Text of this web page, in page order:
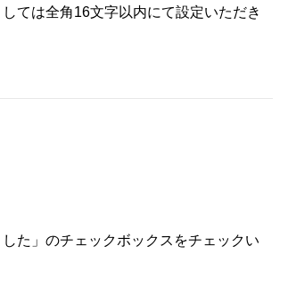
ては全角16文字以内にて設定いただき
た」のチェックボックスをチェックい